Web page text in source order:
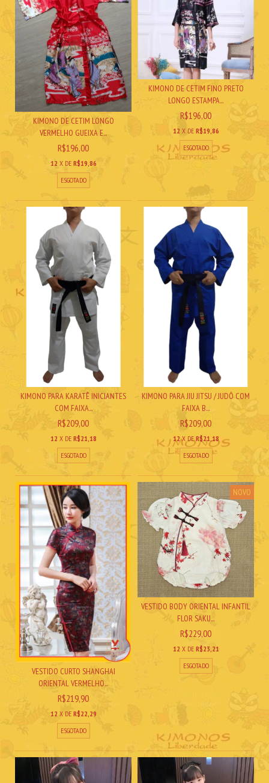
KIMONO DE CETIM LONGO
VERMELHO GUEIXA E...
R$196,00
12 X DE R$19,86
ESGOTADO
KIMONO DE CETIM FINO PRETO
LONGO ESTAMPA...
R$196,00
12 X DE R$19,86
ESGOTADO
KIMONO PARA KARATÊ INICIANTES
COM FAIXA...
R$209,00
12 X DE R$21,18
ESGOTADO
KIMONO PARA JIU JITSU / JUDÔ COM
FAIXA B...
R$209,00
12 X DER$21,18
ESGOTADO
VESTIDO CURTO SHANGHAI
ORIENTAL VERMELHO...
R$219,90
12 X DE R$22,29
ESGOTADO
NOVO
VESTIDO BODY ORIENTAL INFANTIL
FLOR SAKU...
R$229,00
12 X DE R$23,21
ESGOTADO